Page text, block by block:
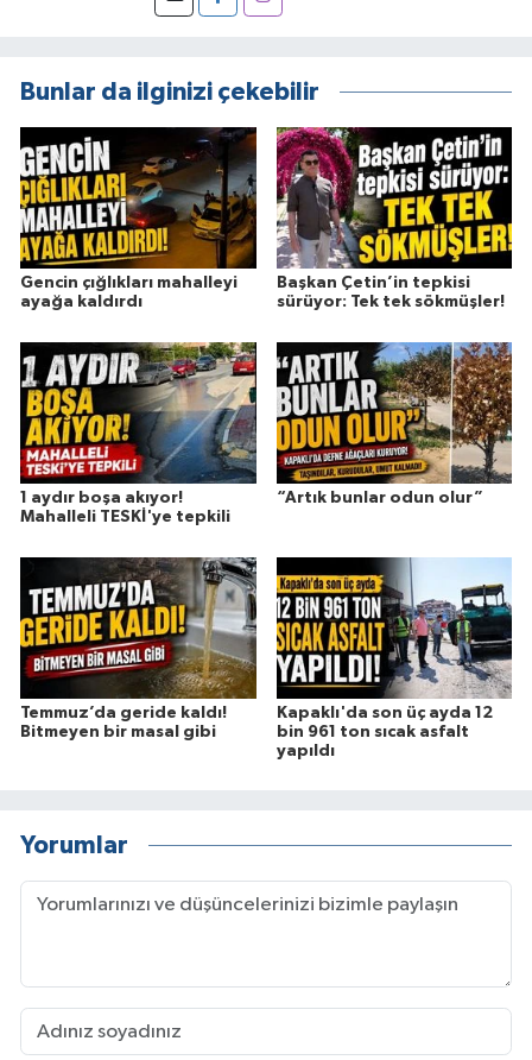
Bunlar da ilginizi çekebilir
Gencin çığlıkları mahalleyi
ayağa kaldırdı
Başkan Çetin’in tepkisi
sürüyor: Tek tek sökmüşler!
1 aydır boşa akıyor!
Mahalleli TESKİ'ye tepkili
“Artık bunlar odun olur”
Temmuz’da geride kaldı!
Bitmeyen bir masal gibi
Kapaklı'da son üç ayda 12
bin 961 ton sıcak asfalt
yapıldı
Yorumlar